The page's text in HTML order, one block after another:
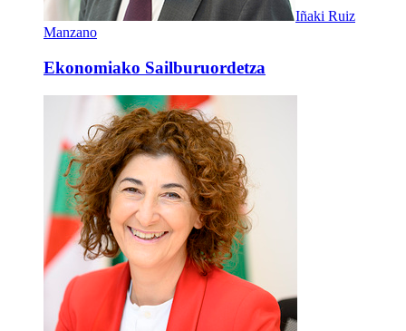
Iñaki Ruiz
Manzano
Ekonomiako Sailburuordetza